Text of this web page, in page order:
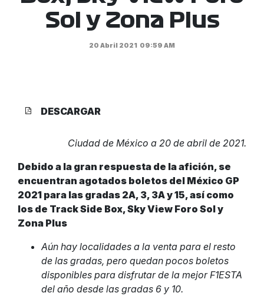
Sol y Zona Plus
20 Abril 2021 09:59 AM
DESCARGAR
Ciudad de México a 20 de abril de 2021.
Debido a la gran respuesta de la afición, se
encuentran agotados boletos del México GP
2021 para las gradas 2A, 3, 3A y 15, así como
los de Track Side Box, Sky View Foro Sol y
Zona Plus
Aún hay localidades a la venta para el resto
de las gradas, pero quedan pocos boletos
disponibles para disfrutar de la mejor F1ESTA
del año desde las gradas 6 y 10.